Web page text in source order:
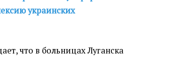
украинских
что в больницах Луганска